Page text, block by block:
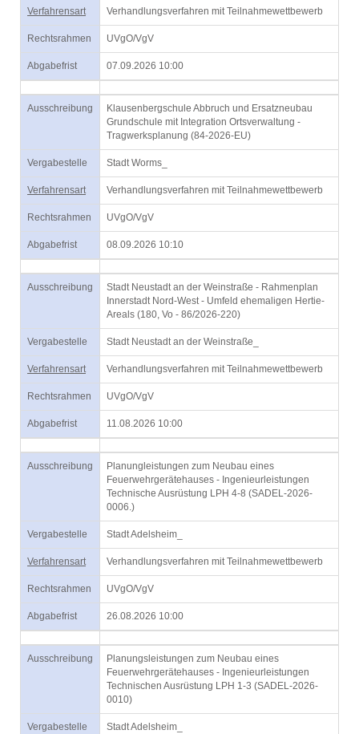
Verfahrensart Verhandlungsverfahren mit Teilnahmewettbewerb
Rechtsrahmen UVgO/VgV
Abgabefrist 07.09.2026 10:00
Ausschreibung
Klausenbergschule Abbruch und Ersatzneubau
Grundschule mit Integration Ortsverwaltung -
Tragwerksplanung (84-2026-EU)
Vergabestelle Stadt Worms_
Verfahrensart Verhandlungsverfahren mit Teilnahmewettbewerb
Rechtsrahmen UVgO/VgV
Abgabefrist 08.09.2026 10:10
Ausschreibung
Stadt Neustadt an der Weinstraße - Rahmenplan
Innerstadt Nord-West - Umfeld ehemaligen Hertie-
Areals (180, Vo - 86/2026-220)
Vergabestelle Stadt Neustadt an der Weinstraße_
Verfahrensart Verhandlungsverfahren mit Teilnahmewettbewerb
Rechtsrahmen UVgO/VgV
Abgabefrist 11.08.2026 10:00
Ausschreibung
Planungleistungen zum Neubau eines
Feuerwehrgerätehauses - Ingenieurleistungen
Technische Ausrüstung LPH 4-8 (SADEL-2026-
0006.)
Vergabestelle Stadt Adelsheim_
Verfahrensart Verhandlungsverfahren mit Teilnahmewettbewerb
Rechtsrahmen UVgO/VgV
Abgabefrist 26.08.2026 10:00
Ausschreibung
Planungsleistungen zum Neubau eines
Feuerwehrgerätehauses - Ingenieurleistungen
Technischen Ausrüstung LPH 1-3 (SADEL-2026-
0010)
Vergabestelle Stadt Adelsheim_